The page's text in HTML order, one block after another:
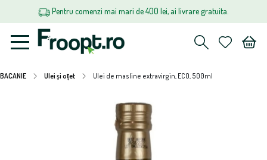
Pentru comenzi mai mari de 400 lei, ai livrare gratuita.
BACANIE Ulei și oțet Ulei de masline extravirgin, ECO, 500ml